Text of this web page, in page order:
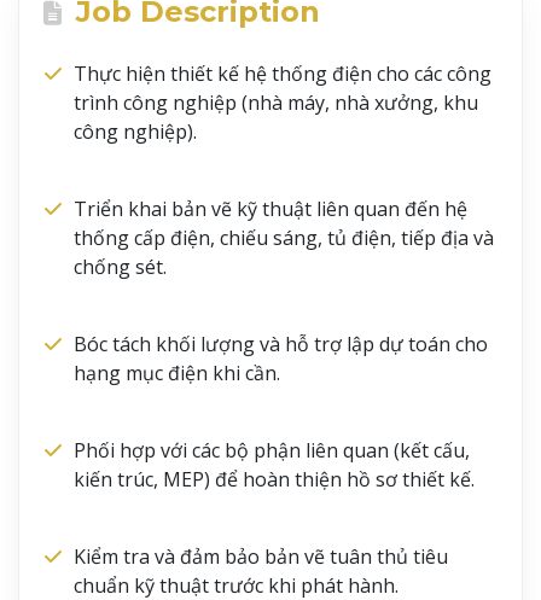
Job Description
Thực hiện thiết kế hệ thống điện cho các công
trình công nghiệp (nhà máy, nhà xưởng, khu
công nghiệp).
Triển khai bản vẽ kỹ thuật liên quan đến hệ
thống cấp điện, chiếu sáng, tủ điện, tiếp địa và
chống sét.
Bóc tách khối lượng và hỗ trợ lập dự toán cho
hạng mục điện khi cần.
Phối hợp với các bộ phận liên quan (kết cấu,
kiến trúc, MEP) để hoàn thiện hồ sơ thiết kế.
Kiểm tra và đảm bảo bản vẽ tuân thủ tiêu
chuẩn kỹ thuật trước khi phát hành.